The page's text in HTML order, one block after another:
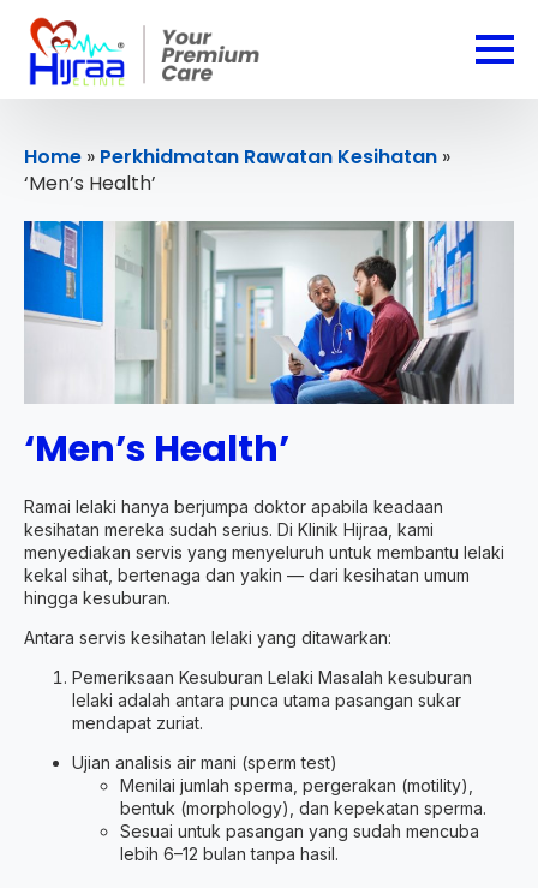
Home » Perkhidmatan Rawatan Kesihatan »
‘Men’s Health’
‘Men’s Health’
Ramai lelaki hanya berjumpa doktor apabila keadaan
kesihatan mereka sudah serius. Di Klinik Hijraa, kami
menyediakan servis yang menyeluruh untuk membantu lelaki
kekal sihat, bertenaga dan yakin — dari kesihatan umum
hingga kesuburan.
Antara servis kesihatan lelaki yang ditawarkan:
Pemeriksaan Kesuburan Lelaki Masalah kesuburan
lelaki adalah antara punca utama pasangan sukar
mendapat zuriat.
Ujian analisis air mani (sperm test)
Menilai jumlah sperma, pergerakan (motility),
bentuk (morphology), dan kepekatan sperma.
Sesuai untuk pasangan yang sudah mencuba
lebih 6–12 bulan tanpa hasil.